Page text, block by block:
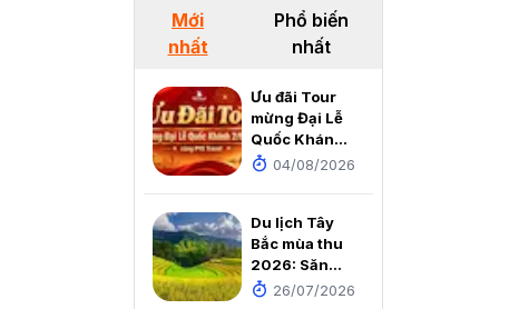
Mới
nhất
Phổ biến
nhất
Ưu đãi Tour
mừng Đại Lễ
Quốc Khánh
2/9/2026
04/08/2026
Du lịch Tây
Bắc mùa thu
2026: Săn
mùa vàng, ôm
26/07/2026